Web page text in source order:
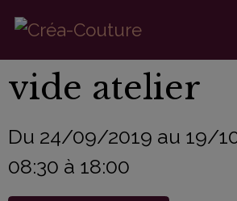
vide atelier
Du 24/09/2019 au 19/
08:30 à 18:00